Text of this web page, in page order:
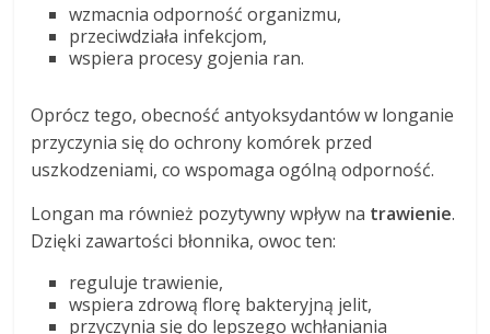
wzmacnia odporność organizmu,
przeciwdziała infekcjom,
wspiera procesy gojenia ran.
Oprócz tego, obecność antyoksydantów w longanie
przyczynia się do ochrony komórek przed
uszkodzeniami, co wspomaga ogólną odporność.
Longan ma również pozytywny wpływ na trawienie.
Dzięki zawartości błonnika, owoc ten:
reguluje trawienie,
wspiera zdrową florę bakteryjną jelit,
przyczynia się do lepszego wchłaniania